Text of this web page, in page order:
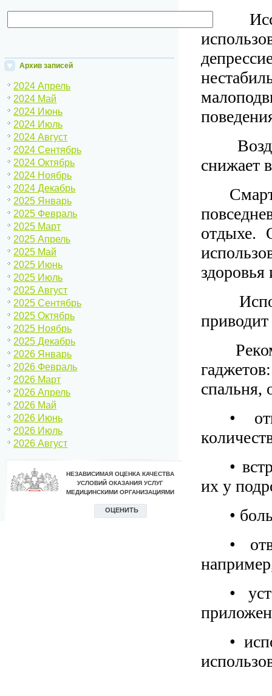
Архив записей
2024 Апрель
2024 Май
2024 Июнь
2024 Июль
2024 Август
2024 Сентябрь
2024 Октябрь
2024 Ноябрь
2024 Декабрь
2025 Январь
2025 Февраль
2025 Март
2025 Апрель
2025 Май
2025 Июнь
2025 Июль
2025 Август
2025 Сентябрь
2025 Октябрь
2025 Ноябрь
2025 Декабрь
2026 Январь
2026 Февраль
2026 Март
2026 Апрель
2026 Май
2026 Июнь
2026 Июль
2026 Август
снижает
отдыхе.
здоровья
спальня,
•
•
их у
•
•
•
•